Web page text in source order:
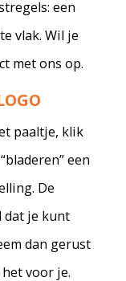
een
vlak. Wil je
met ons op.
paaltje, klik
een
De
dat je kunt
dan gerust
voor je.